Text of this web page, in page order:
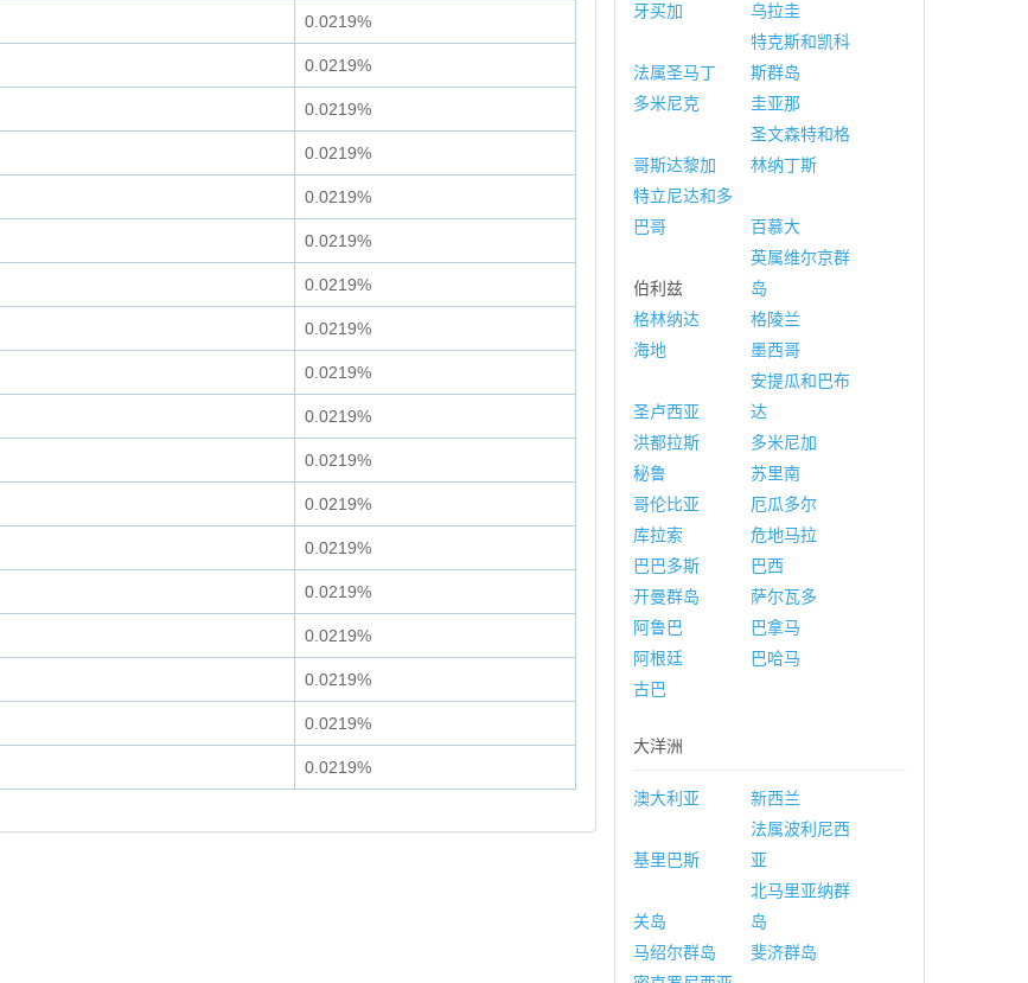
0.0219%
0.0219%
0.0219%
0.0219%
0.0219%
0.0219%
0.0219%
0.0219%
0.0219%
0.0219%
0.0219%
0.0219%
0.0219%
0.0219%
0.0219%
0.0219%
0.0219%
0.0219%
牙买加
乌拉圭
法属圣马丁
特克斯和凯科
斯群岛
多米尼克
圭亚那
哥斯达黎加
圣文森特和格
林纳丁斯
特立尼达和多
巴哥
百慕大
伯利兹
英属维尔京群
岛
格林纳达
格陵兰
海地
墨西哥
圣卢西亚
安提瓜和巴布
达
洪都拉斯
多米尼加
秘鲁
苏里南
哥伦比亚
厄瓜多尔
库拉索
危地马拉
巴巴多斯
巴西
开曼群岛
萨尔瓦多
阿鲁巴
巴拿马
阿根廷
巴哈马
古巴
大洋洲
澳大利亚 新西兰
基里巴斯
法属波利尼西
亚
关岛
北马里亚纳群
岛
马绍尔群岛
斐济群岛